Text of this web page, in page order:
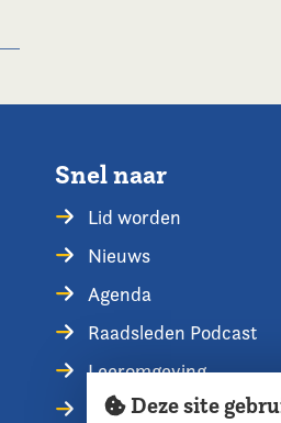
Snel naar
Lid worden
Nieuws
Agenda
Raadsleden Podcast
Leeromgeving
Privacyverklaring
Deze site